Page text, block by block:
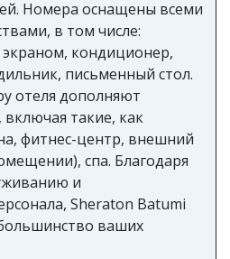
в том числе:
кондиционер,
письменный стол.
отеля дополняют
включая такие, как
фитнес-центр, внешний
спа. Благодаря
и
Sheraton Batumi
ваших
отеля Sheraton Batumi